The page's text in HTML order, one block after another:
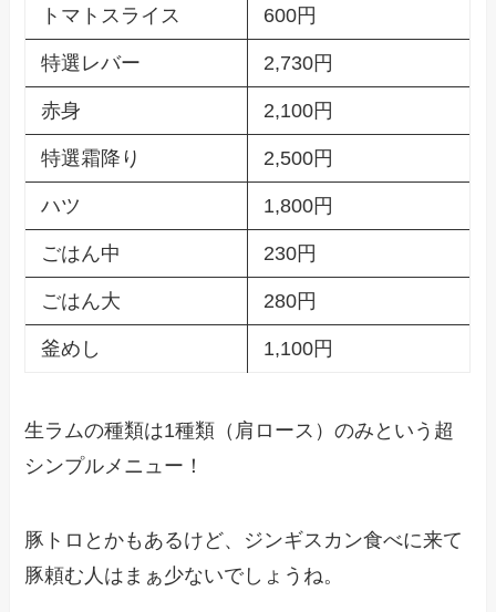
トマトスライス 600円
特選レバー 2,730円
赤身 2,100円
特選霜降り 2,500円
ハツ 1,800円
ごはん中 230円
ごはん大 280円
釜めし 1,100円
生ラムの種類は1種類（肩ロース）のみという超
シンプルメニュー！
豚トロとかもあるけど、ジンギスカン食べに来て
豚頼む人はまぁ少ないでしょうね。